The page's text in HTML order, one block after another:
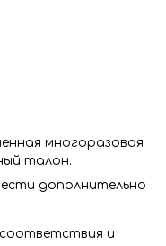
многоразовая
талон.
дополнительно
и